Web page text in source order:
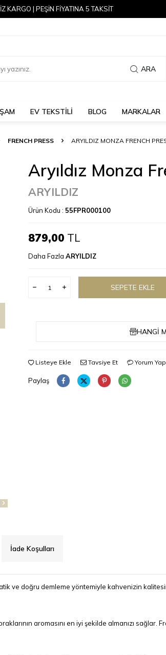
KARGO | PEŞİN FİYATINA 5 TAKSİT
ARA
EV TEKSTİLİ BLOG MARKALAR
FRENCH PRESS ARYILDIZ MONZA FRENCH
Aryıldız Monza
ARYILDIZ
Ürün Kodu : 55FPR000100
879,00 TL
Daha Fazla ARYILDIZ
SEPETE EKLE
HANGI
Listeye Ekle Tavsiye Et Yorum Yap
Paylaş
İade Koşulları
ve doğru demleme yöntemiyle kahvenizin
aromasını en iyi şekilde almanızı sağlar.